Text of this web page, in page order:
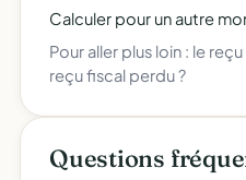
Calculer pour un autre
Pour aller plus loin : le reçu
reçu fiscal perdu ?
Questions